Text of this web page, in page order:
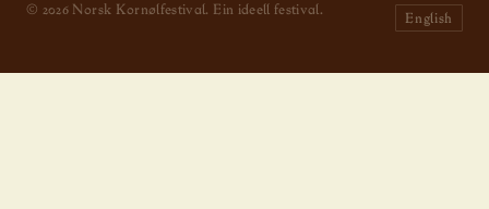
© 2026 Norsk Kornølfestival. Ein ideell festival.
English